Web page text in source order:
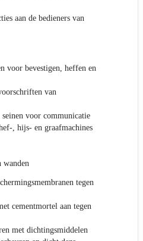
aan de bedieners van
voor bevestigen, heffen en
van
seinen voor communicatie
, hijs- en graafmachines
wanden
tegen
cementmortel aan tegen
met dichtingsmiddelen